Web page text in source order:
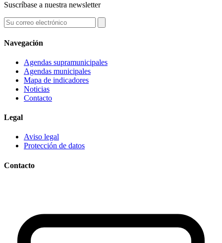
Suscríbase a nuestra newsletter
Navegación
Agendas supramunicipales
Agendas municipales
Mapa de indicadores
Noticias
Contacto
Legal
Aviso legal
Protección de datos
Contacto